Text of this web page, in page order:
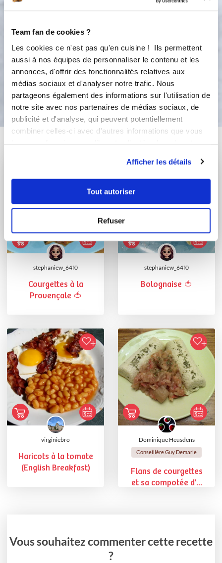
Team fan de cookies ?
Les cookies ce n'est pas qu'en cuisine ! Ils permettent
aussi à nos équipes de personnaliser le contenu et les
annonces, d'offrir des fonctionnalités relatives aux
médias sociaux et d'analyser notre trafic. Nous
partageons également des informations sur l'utilisation de
notre site avec nos partenaires de médias sociaux, de
publicité et d'analyse, qui peuvent potentiellement
combiner celles-ci avec d'autres informations que vous
Afficher les détails
Tout autoriser
Refuser
2
Bon appétit !
stephaniew_64f0
Courgettes à la
Provençale 🍅
stephaniew_64f0
Bolognaise 🍅
virginiebro
Haricots à la tomate
(English Breakfast)
Dominique Heusdens
Conseillère Guy Demarle
Flans de courgettes
et sa compotée d'...
Vous souhaitez commenter cette recette
?